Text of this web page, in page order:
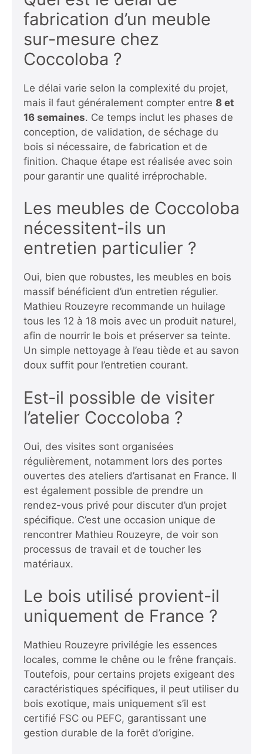
fabrication d’un meuble
sur-mesure chez
Coccoloba ?
Le délai varie selon la complexité du projet,
mais il faut généralement compter entre 8 et
16 semaines. Ce temps inclut les phases de
conception, de validation, de séchage du
bois si nécessaire, de fabrication et de
finition. Chaque étape est réalisée avec soin
pour garantir une qualité irréprochable.
Les meubles de Coccoloba
nécessitent-ils un
entretien particulier ?
Oui, bien que robustes, les meubles en bois
massif bénéficient d’un entretien régulier.
Mathieu Rouzeyre recommande un huilage
tous les 12 à 18 mois avec un produit naturel,
afin de nourrir le bois et préserver sa teinte.
Un simple nettoyage à l’eau tiède et au savon
doux suffit pour l’entretien courant.
Est-il possible de visiter
l’atelier Coccoloba ?
Oui, des visites sont organisées
régulièrement, notamment lors des portes
ouvertes des ateliers d’artisanat en France. Il
est également possible de prendre un
rendez-vous privé pour discuter d’un projet
spécifique. C’est une occasion unique de
rencontrer Mathieu Rouzeyre, de voir son
processus de travail et de toucher les
matériaux.
Le bois utilisé provient-il
uniquement de France ?
Mathieu Rouzeyre privilégie les essences
locales, comme le chêne ou le frêne français.
Toutefois, pour certains projets exigeant des
caractéristiques spécifiques, il peut utiliser du
bois exotique, mais uniquement s’il est
certifié FSC ou PEFC, garantissant une
gestion durable de la forêt d’origine.